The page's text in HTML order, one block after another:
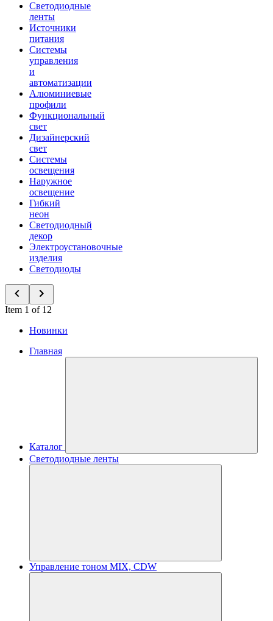
Светодиодные
ленты
Источники
питания
Системы
управления
и
автоматизации
Алюминиевые
профили
Функциональный
свет
Дизайнерский
свет
Системы
освещения
Наружное
освещение
Гибкий
неон
Светодиодный
декор
Электроустановочные
изделия
Светодиоды
Item 1 of 12
Новинки
Главная
Каталог
Светодиодные ленты
Управление тоном MIX, CDW